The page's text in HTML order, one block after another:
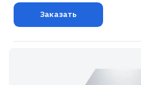
Заказать